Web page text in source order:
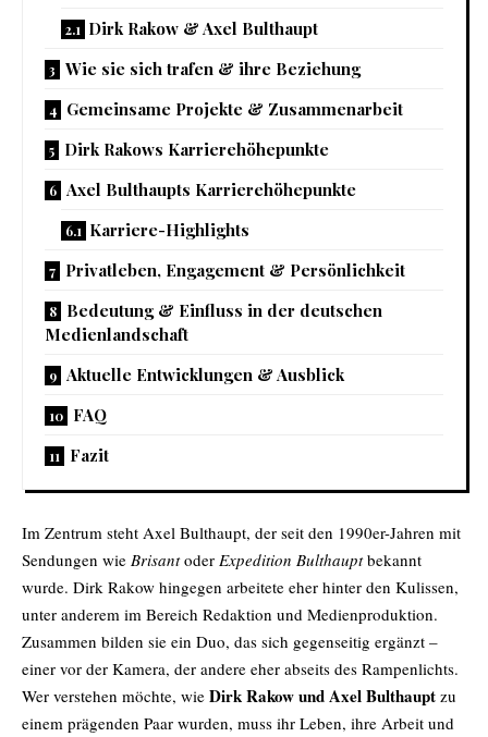
Dirk Rakow & Axel Bulthaupt
Wie sie sich trafen & ihre Beziehung
Gemeinsame Projekte & Zusammenarbeit
Dirk Rakows Karrierehöhepunkte
Axel Bulthaupts Karrierehöhepunkte
Karriere-Highlights
Privatleben, Engagement & Persönlichkeit
Bedeutung & Einfluss in der deutschen
Medienlandschaft
Aktuelle Entwicklungen & Ausblick
FAQ
Fazit
Im Zentrum steht Axel Bulthaupt, der seit den 1990er-Jahren mit
Sendungen wie Brisantoder Expedition Bulthauptbekannt
wurde. Dirk Rakow hingegen arbeitete eher hinter den Kulissen,
unter anderem im Bereich Redaktion und Medienproduktion.
Zusammen bilden sie ein Duo, das sich gegenseitig ergänzt –
einer vor der Kamera, der andere eher abseits des Rampenlichts.
Wer verstehen möchte, wie Dirk Rakow und Axel Bulthaupt zu
einem prägenden Paar wurden, muss ihr Leben, ihre Arbeit und